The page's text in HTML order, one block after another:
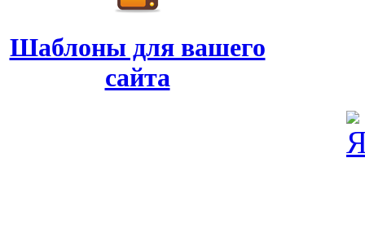
Шаблоны для вашего
сайта